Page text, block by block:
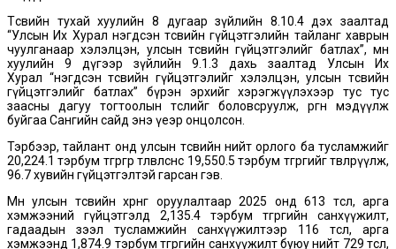
Төсвийн тухай хуулийн 8 дугаар зүйлийн 8.10.4 дэх заалтад
“Улсын Их Хурал нэгдсэн төсвийн гүйцэтгэлийн тайланг хаврын
чуулганаар хэлэлцэн, улсын төсвийн гүйцэтгэлийг батлах”, мөн
хуулийн 9 дүгээр зүйлийн 9.1.3 дахь заалтад Улсын Их
Хурал “нэгдсэн төсвийн гүйцэтгэлийг хэлэлцэн, улсын төсвийн
гүйцэтгэлийг батлах” бүрэн эрхийг хэрэгжүүлэхээр тус тус
заасны дагуу тогтоолын төслийг боловсруулж, өргөн мэдүүлж
буйгаа Сангийн сайд энэ үеэр онцолсон.
Тэрбээр, тайлант онд улсын төсвийн нийт орлого ба тусламжийг
20,224.1 тэрбум төгрөгөөр төлөвлөснөөс 19,550.5 тэрбум төгрөгийг төвлөрүүлж,
96.7 хувийн гүйцэтгэлтэй гарсан гэв.
Мөн улсын төсвийн хөрөнгө оруулалтаар 2025 онд 613 төсөл, арга
хэмжээний гүйцэтгэлд 2,135.4 тэрбум төгрөгийн санхүүжилт,
гадаадын зээл тусламжийн санхүүжилтээр 116 төсөл, арга
хэмжээнд 1,874.9 тэрбум төгрөгийн санхүүжилт буюу нийт 729 төсөл,